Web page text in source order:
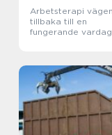
Arbetsterapi vägen
tillbaka till en
fungerande vardag